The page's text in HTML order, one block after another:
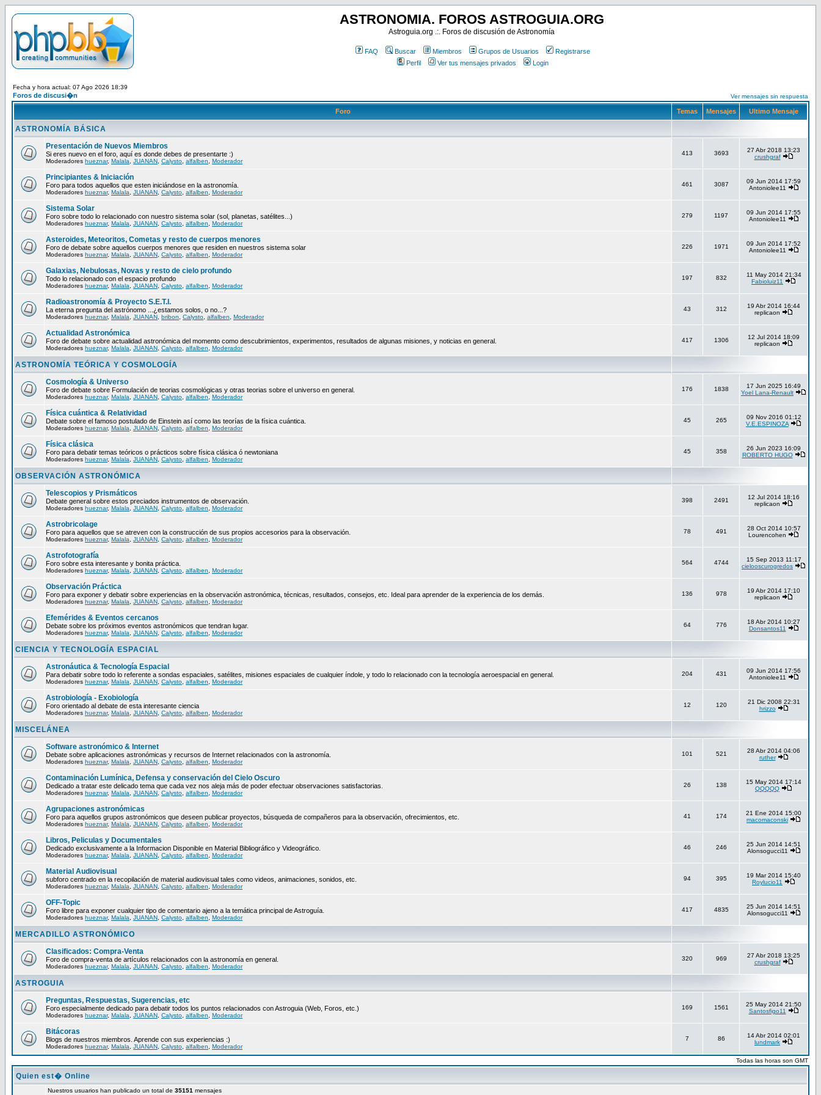
ASTRONOMIA. FOROS ASTROGUIA.ORG
Astroguia.org .:. Foros de discusión de Astronomía
FAQ Buscar Miembros Grupos de Usuarios
Registrarse
Perfil
Ver tus mensajes privados Login
Fecha y hora actual: 07 Ago 2026 18:39
Foros de discusi�n Ver mensajes sin respuesta
Foro Temas Mensajes Ultimo Mensaje
ASTRONOMÍA BÁSICA
Presentación de Nuevos Miembros
Si eres nuevo en el foro, aquí es donde debes de presentarte :)
Moderadores hueznar, Malala JUANAN Calysto alfalben Moderador
413 3693
27 Abr 2018 13:23
crushgraf
Principiantes & Iniciación
Foro para todos aquellos que esten iniciándose en la astronomía.
Moderadores hueznar, Malala JUANAN Calysto alfalben Moderador
461 3087
09 Jun 2014 17:59
Antoniolee11
Sistema Solar
Foro sobre todo lo relacionado con nuestro sistema solar (sol, planetas, satélites...)
Moderadores hueznar, Malala JUANAN Calysto alfalben Moderador
279 1197
09 Jun 2014 17:55
Antoniolee11
Asteroides, Meteoritos, Cometas y resto de cuerpos menores
Foro de debate sobre aquellos cuerpos menores que residen en nuestros sistema solar
Moderadores hueznar, Malala JUANAN Calysto alfalben Moderador
226 1971
09 Jun 2014 17:52
Antoniolee11
Galaxias, Nebulosas, Novas y resto de cielo profundo
Todo lo relacionado con el espacio profundo
Moderadores hueznar, Malala JUANAN Calysto alfalben Moderador
197 832
11 May 2014 21:34
Fabioluiz11
Radioastronomía & Proyecto S.E.T.I.
La eterna pregunta del astrónomo ...¿estamos solos, o no...?
Moderadores hueznar, Malala JUANAN bribon Calysto alfalben Moderador
43 312
19 Abr 2014 16:44
replicaon
Actualidad Astronómica
Foro de debate sobre actualidad astronómica del momento como descubrimientos, experimentos, resultados de algunas misiones, y noticias en general.
Moderadores hueznar, Malala JUANAN Calysto alfalben Moderador
417 1306
12 Jul 2014 18:09
replicaon
ASTRONOMÍA TEÓRICA Y COSMOLOGÍA
Cosmología & Universo
Foro de debate sobre Formulación de teorias cosmológicas y otras teorias sobre el universo en general.
Moderadores hueznar, Malala JUANAN Calysto alfalben Moderador
176 1838
17 Jun 2025 16:49
Yoel Lana-Renault
Física cuántica & Relatividad
Debate sobre el famoso postulado de Einstein así como las teorías de la física cuántica.
Moderadores hueznar, Malala JUANAN Calysto alfalben Moderador
45 265
09 Nov 2016 01:12
V.E.ESPINOZA
Física clásica
Foro para debatir temas teóricos o prácticos sobre física clásica ó newtoniana
Moderadores hueznar, Malala JUANAN Calysto alfalben Moderador
45 358
26 Jun 2023 16:09
ROBERTO HUGO
OBSERVACIÓN ASTRONÓMICA
Telescopios y Prismáticos
Debate general sobre estos preciados instrumentos de observación.
Moderadores hueznar, Malala JUANAN Calysto alfalben Moderador
398 2491
12 Jul 2014 18:16
replicaon
Astrobricolage
Foro para aquellos que se atreven con la construcción de sus propios accesorios para la observación.
Moderadores hueznar, Malala JUANAN Calysto alfalben Moderador
78 491
28 Oct 2014 10:57
Lourencohen
Astrofotografía
Foro sobre esta interesante y bonita práctica.
Moderadores hueznar, Malala JUANAN Calysto alfalben Moderador
564 4744
15 Sep 2013 11:17
cielooscurogredos
Observación Práctica
Foro para exponer y debatir sobre experiencias en la observación astronómica, técnicas, resultados, consejos, etc. Ideal para aprender de la experiencia de los demás.
Moderadores hueznar, Malala JUANAN Calysto alfalben Moderador
136 978
19 Abr 2014 17:10
replicaon
Efemérides & Eventos cercanos
Debate sobre los próximos eventos astronómicos que tendran lugar.
Moderadores hueznar, Malala JUANAN Calysto alfalben Moderador
64 776
18 Abr 2014 10:27
Donsantos11
CIENCIA Y TECNOLOGÍA ESPACIAL
Astronáutica & Tecnología Espacial
Para debatir sobre todo lo referente a sondas espaciales, satélites, misiones espaciales de cualquier índole, y todo lo relacionado con la tecnología aeroespacial en general.
Moderadores hueznar, Malala JUANAN Calysto alfalben Moderador
204 431
09 Jun 2014 17:56
Antoniolee11
Astrobiología - Exobiología
Foro orientado al debate de esta interesante ciencia
Moderadores hueznar, Malala JUANAN Calysto alfalben Moderador
12 120
21 Dic 2008 22:31
hrizzo
MISCELÁNEA
Software astronómico & Internet
Debate sobre aplicaciones astronómicas y recursos de Internet relacionados con la astronomía.
Moderadores hueznar, Malala JUANAN Calysto alfalben Moderador
101 521
28 Abr 2014 04:06
ruther
Contaminación Lumínica, Defensa y conservación del Cielo Oscuro
Dedicado a tratar este delicado tema que cada vez nos aleja más de poder efectuar observaciones satisfactorias.
Moderadores hueznar, Malala JUANAN Calysto alfalben Moderador
26 138
15 May 2014 17:14
QQQQQ
Agrupaciones astronómicas
Foro para aquellos grupos astronómicos que deseen publicar proyectos, búsqueda de compañeros para la observación, ofrecimientos, etc.
Moderadores hueznar, Malala JUANAN Calysto alfalben Moderador
41 174
21 Ene 2014 15:00
macomaconski
Libros, Peliculas y Documentales
Dedicado exclusivamente a la Informacion Disponible en Material Bibliográfico y Videográfico.
Moderadores hueznar, Malala JUANAN Calysto alfalben Moderador
46 246
25 Jun 2014 14:51
Alonsogucci11
Material Audiovisual
subforo centrado en la recopilación de material audiovisual tales como videos, animaciones, sonidos, etc.
Moderadores hueznar, Malala JUANAN Calysto alfalben Moderador
94 395
19 Mar 2014 15:40
Roylucio11
OFF-Topic
Foro libre para exponer cualquier tipo de comentario ajeno a la temática principal de Astroguía.
Moderadores hueznar, Malala JUANAN Calysto alfalben Moderador
417 4835
25 Jun 2014 14:51
Alonsogucci11
MERCADILLO ASTRONÓMICO
Clasificados: Compra-Venta
Foro de compra-venta de artículos relacionados con la astronomía en general.
Moderadores hueznar, Malala JUANAN Calysto alfalben Moderador
320 969
27 Abr 2018 13:25
crushgraf
ASTROGUIA
Preguntas, Respuestas, Sugerencias, etc
Foro especialmente dedicado para debatir todos los puntos relacionados con Astroguia (Web, Foros, etc.)
Moderadores hueznar, Malala JUANAN Calysto alfalben Moderador
169 1561
25 May 2014 21:50
Santosfigo11
Bitácoras
Blogs de nuestros miembros. Aprende con sus experiencias :)
Moderadores hueznar, Malala JUANAN Calysto alfalben Moderador
7 86
14 Abr 2014 02:01
lundmark
Todas las horas son GMT
Quien est� Online
Nuestros usuarios han publicado un total de 35151 mensajes